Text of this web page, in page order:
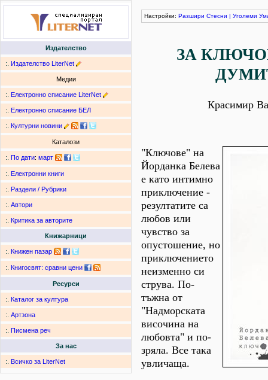
Издателство
:. Издателство LiterNet
Медии
:. Електронно списание LiterNet
:. Електронно списание БЕЛ
:. Културни новини
Каталози
:. По дати: март
:. Електронни книги
:. Раздели / Рубрики
:. Автори
:. Критика за авторите
Книжарници
:. Книжен пазар
:. Книгосвят: сравни цени
Ресурси
:. Каталог за култура
:. Артзона
:. Писмена реч
За нас
:. Всичко за LiterNet
Настройки: Разшири Стесни | Уголеми
ЗА
Красимир
"Ключове" на
Йорданка Белева
е като интимно
приключение -
резултатите са
любов или
чувство за
опустошение, но
приключението
неизменно си
струва. По-
тъжна от
"Надморската
височина на
любовта" и по-
зряла. Все така
увличаща.